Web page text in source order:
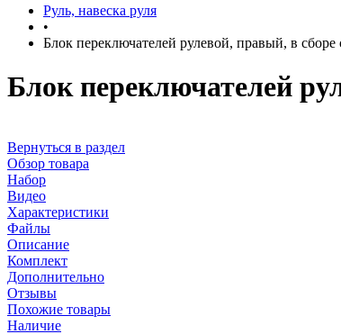
Руль, навеска руля
•
Блок переключателей рулевой, правый, в
Блок переключателей
Вернуться в раздел
Обзор товара
Набор
Видео
Характеристики
Файлы
Описание
Комплект
Дополнительно
Отзывы
Похожие товары
Наличие